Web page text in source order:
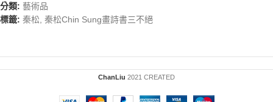
分類: 藝術品
標籤: 秦松 秦松Chin Sung畫詩書三不絕
ChanLiu 2021 CREATED